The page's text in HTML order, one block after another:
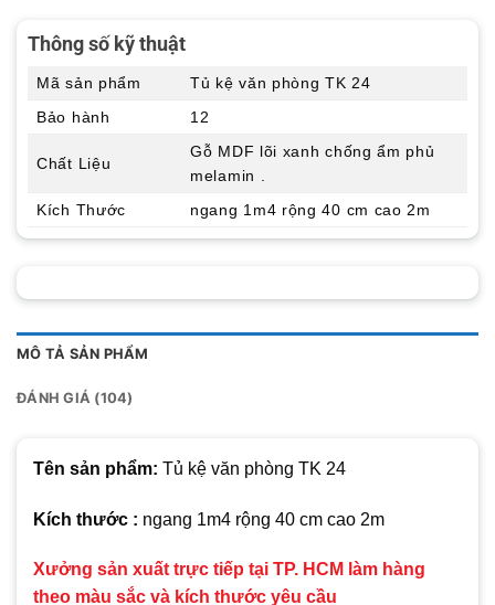
MÔ TẢ SẢN PHẨM
ĐÁNH GIÁ (104)
Tên sản phẩm: Tủ kệ văn phòng TK 24
Kích thước : ngang 1m4 rộng 40 cm cao 2m
Xưởng sản xuất trực tiếp tại TP. HCM làm hàng
theo màu sắc và kích thước yêu cầu
Thông số kỹ thuật
Mã sản phẩm
Tủ kệ văn phòng TK 24
Bảo hành
12
Chất Liệu
Gỗ MDF lõi xanh chống ẩm phủ
melamin .
Kích Thước
ngang 1m4 rộng 40 cm cao 2m